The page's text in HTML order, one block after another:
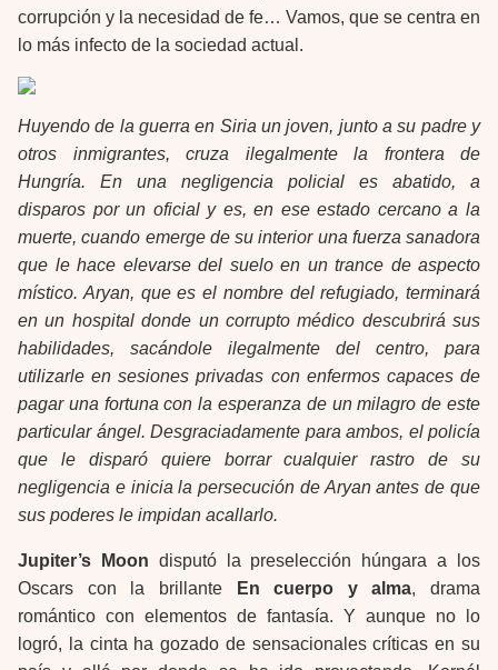
corrupción y la necesidad de fe… Vamos, que se centra en
lo más infecto de la sociedad actual.
Huyendo de la guerra en Siria un joven, junto a su padre y
otros inmigrantes, cruza ilegalmente la frontera de
Hungría. En una negligencia policial es abatido, a
disparos por un oficial y es, en ese estado cercano a la
muerte, cuando emerge de su interior una fuerza sanadora
que le hace elevarse del suelo en un trance de aspecto
místico. Aryan, que es el nombre del refugiado, terminará
en un hospital donde un corrupto médico descubrirá sus
habilidades, sacándole ilegalmente del centro, para
utilizarle en sesiones privadas con enfermos capaces de
pagar una fortuna con la esperanza de un milagro de este
particular ángel. Desgraciadamente para ambos, el policía
que le disparó quiere borrar cualquier rastro de su
negligencia e inicia la persecución de Aryan antes de que
sus poderes le impidan acallarlo.
Jupiter’s Moon disputó la preselección húngara a los
Oscars con la brillante
En cuerpo y alma, drama
romántico con elementos de fantasía. Y aunque no lo
logró, la cinta ha gozado de sensacionales críticas en su